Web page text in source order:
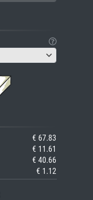
€ 67.83
€ 11.61
€ 40.66
€ 1.12